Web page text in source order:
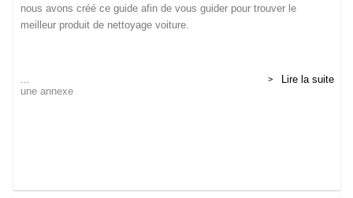
nous avons créé ce guide afin de vous guider pour trouver le
meilleur produit de nettoyage voiture.
Lire la suite
une annexe